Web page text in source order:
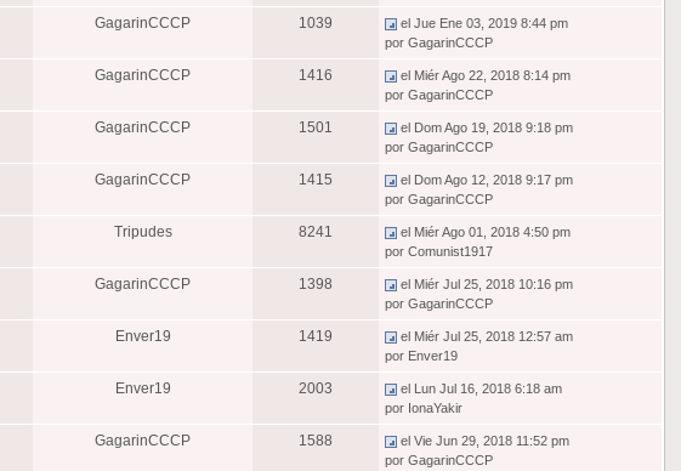
GagarinCCCP 1039
el Jue Ene 03, 2019 8:44 pm
por GagarinCCCP
GagarinCCCP 1416
el Miér Ago 22, 2018 8:14 pm
por GagarinCCCP
GagarinCCCP 1501
el Dom Ago 19, 2018 9:18 pm
por GagarinCCCP
GagarinCCCP 1415
el Dom Ago 12, 2018 9:17 pm
por GagarinCCCP
Tripudes 8241
el Miér Ago 01, 2018 4:50 pm
por Comunist1917
GagarinCCCP 1398
el Miér Jul 25, 2018 10:16 pm
por GagarinCCCP
Enver19 1419
el Miér Jul 25, 2018 12:57 am
por Enver19
Enver19 2003
el Lun Jul 16, 2018 6:18 am
por IonaYakir
GagarinCCCP 1588
el Vie Jun 29, 2018 11:52 pm
por GagarinCCCP